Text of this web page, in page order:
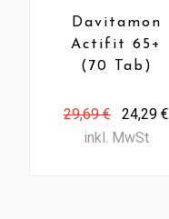
Davitamon
Actifit 65+
(70 Tab)
29,69 €
24,29 €
inkl. MwSt